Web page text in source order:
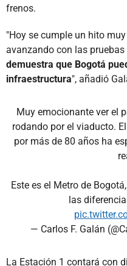
frenos.
"Hoy se cumple un hito
avanzando con las
demuestra que Bogotá
infraestructura", añadió
Muy emocionante ver el
rodando por el viaducto.
por más de 80 años ha
Este es el Metro de
las
— Carlos F. Galán
La Estación 1 contará con